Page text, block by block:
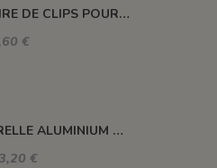
PAIRE DE CLIPS POUR BAC DE BARBOTINE TOUR SHIMPO RK3D
€
GIRELLE ALUMINIUM Ø 350 MM POUR TOUR PW-DC
€